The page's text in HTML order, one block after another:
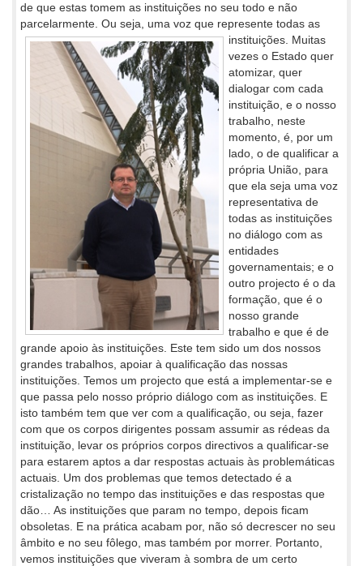
de que estas tomem as instituições no seu todo e não
parcelarmente. Ou seja, uma voz que represente todas as
instituições. Muitas
vezes o Estado quer
atomizar, quer
dialogar com cada
instituição, e o nosso
trabalho, neste
momento, é, por um
lado, o de qualificar a
própria União, para
que ela seja uma voz
representativa de
todas as instituições
no diálogo com as
entidades
governamentais; e o
outro projecto é o da
formação, que é o
nosso grande
trabalho e que é de
grande apoio às instituições. Este tem sido um dos nossos
grandes trabalhos, apoiar à qualificação das nossas
instituições. Temos um projecto que está a implementar-se e
que passa pelo nosso próprio diálogo com as instituições. E
isto também tem que ver com a qualificação, ou seja, fazer
com que os corpos dirigentes possam assumir as rédeas da
instituição, levar os próprios corpos directivos a qualificar-se
para estarem aptos a dar respostas actuais às problemáticas
actuais. Um dos problemas que temos detectado é a
cristalização no tempo das instituições e das respostas que
dão… As instituições que param no tempo, depois ficam
obsoletas. E na prática acabam por, não só decrescer no seu
âmbito e no seu fôlego, mas também por morrer. Portanto,
vemos instituições que viveram à sombra de um certo